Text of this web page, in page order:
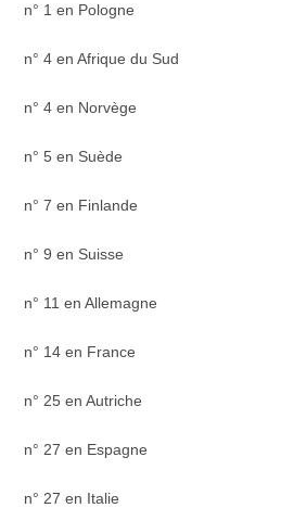
n° 1 en Pologne
n° 4 en Afrique du Sud
n° 4 en Norvège
n° 5 en Suède
n° 7 en Finlande
n° 9 en Suisse
n° 11 en Allemagne
n° 14 en France
n° 25 en Autriche
n° 27 en Espagne
n° 27 en Italie